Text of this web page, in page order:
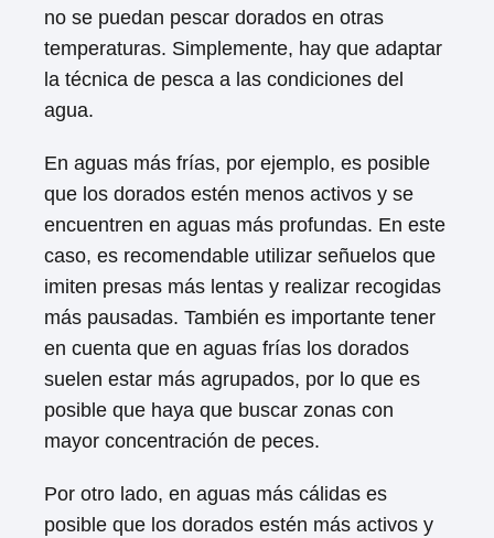
no se puedan pescar dorados en otras
temperaturas. Simplemente, hay que adaptar
la técnica de pesca a las condiciones del
agua.
En aguas más frías, por ejemplo, es posible
que los dorados estén menos activos y se
encuentren en aguas más profundas. En este
caso, es recomendable utilizar señuelos que
imiten presas más lentas y realizar recogidas
más pausadas. También es importante tener
en cuenta que en aguas frías los dorados
suelen estar más agrupados, por lo que es
posible que haya que buscar zonas con
mayor concentración de peces.
Por otro lado, en aguas más cálidas es
posible que los dorados estén más activos y